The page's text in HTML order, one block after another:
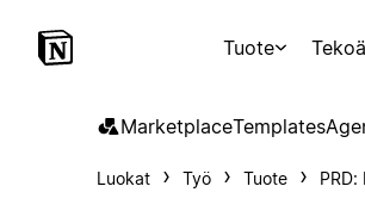
Tuote
MarketplaceTemplates
Luokat Työ Tuote